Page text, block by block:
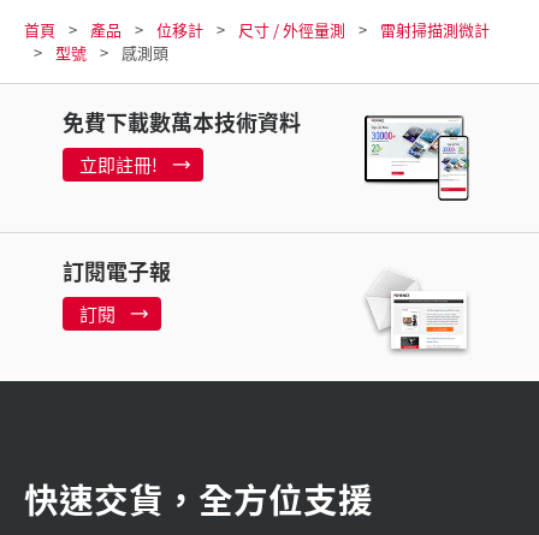
首頁 產品 位移計 尺寸 / 外徑量測
雷射掃描測微計
型號
感測頭
免費下載數萬本技術資料
立即註冊!
訂閱電子報
訂閱
快速交貨，全方位支援